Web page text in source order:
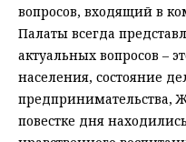
вопросов, входящий в
Палаты всегда
актуальных вопросов –
населения, состояние
предпринимательства,
повестке дня